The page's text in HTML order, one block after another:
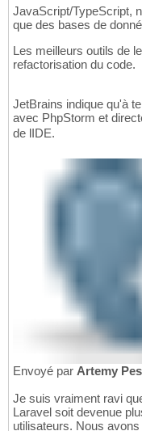
JavaScript/TypeScript,
que des bases de
Les meilleurs outils de
refactorisation du code.
JetBrains indique qu'à
avec PhpStorm et
de lIDE.
Envoyé par Artemy
Je suis vraiment ravi
Laravel soit devenue
utilisateurs. Nous